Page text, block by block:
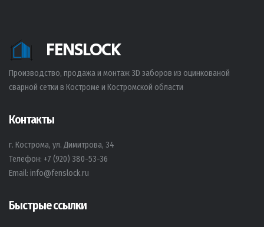
FENSLOCK
Производство, продажа и монтаж 3D заборов из оцинкованой
сварной сетки в Костроме и Костромской области
Контакты
г. Кострома, ул. Димитрова, 34
Телефон: +7 (920) 380-53-36
Email: info@fenslock.ru
Быстрые ссылки